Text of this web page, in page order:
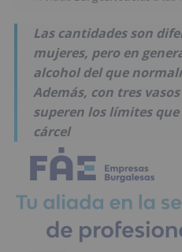
Las cantidades son
mujeres, pero en
alcohol del que
Además, con tres
superen los límites
cárcel